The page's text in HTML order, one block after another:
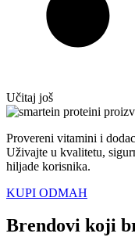
Učitaj još
Provereni vitamini i
Uživajte u kvalitetu,
hiljade korisnika.
KUPI ODMAH
Brendovi koji